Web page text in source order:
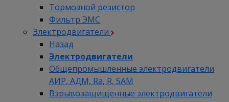
Тормозной резистор
Фильтр ЭМС
Электродвигатели
Назад
Электродвигатели
Общепромышленные электродвигатели
АИР, АДМ, Ra, R, 5AM
Взрывозащищенные электродвигатели